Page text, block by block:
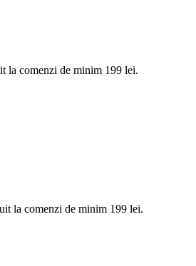
la comenzi de minim 199 lei.
la comenzi de minim 199 lei.